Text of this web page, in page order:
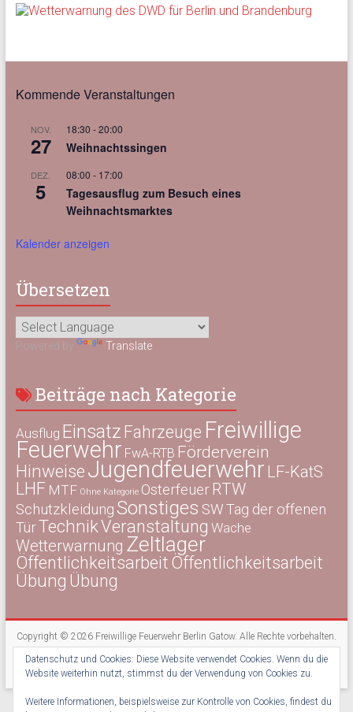
Kommende Veranstaltungen
NOV.
27
18:30 -20:00
Weihnachtssingen
DEZ.
5
08:00 - 17:00
Tagesausflug zum Besuch eines
Weihnachtsmarktes
Kalender anzeigen
Übersetzen
Powered by Translate
Beiträge nach Kategorie
Ausflug Einsatz Fahrzeuge Freiwillige
Feuerwehr FwA-RTB Förderverein
HinweiseJugendfeuerwehr LF-KatS
LHF MTF Ohne Kategorie Osterfeuer RTW
SchutzkleidungSonstiges SWTag der offenen
TürTechnikVeranstaltung Wache
Wetterwarnung Zeltlager
Öffentlichkeitsarbeit Öffentlichkeitsarbeit
Übung Übung
Copyright © 2026 Freiwillige Feuerwehr Berlin Gatow. Alle Rechte vorbehalten.
Kontakt
Impressum Datenschutz Newsletter
Datenschutz und Cookies: Diese Website verwendet Cookies. Wenn du die
Website weiterhin nutzt, stimmst du der Verwendung von Cookies zu.
Weitere Informationen, beispielsweise zur Kontrolle von Cookies, findest du